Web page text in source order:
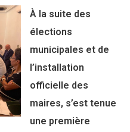
À la suite des
élections
municipales et de
l’installation
officielle des
maires, s’est tenue
une première